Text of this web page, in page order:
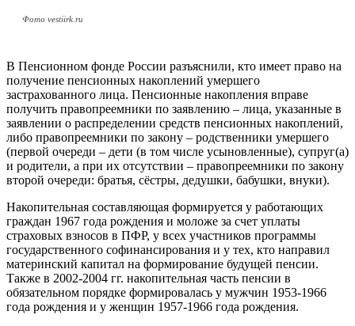
Фото vestiirk.ru
В Пенсионном фонде России разъяснили, кто имеет право на
получение пенсионных накоплений умершего
застрахованного лица. Пенсионные накопления вправе
получить правопреемники по заявлению – лица, указанные в
заявлении о распределении средств пенсионных накоплений,
либо правопреемники по закону – родственники умершего
(первой очереди – дети (в том числе усыновленные), супруг(а)
и родители, а при их отсутствии – правопреемники по закону
второй очереди: братья, сёстры, дедушки, бабушки, внуки).
Накопительная составляющая формируется у работающих
граждан 1967 года рождения и моложе за счет уплаты
страховых взносов в ПФР, у всех участников программы
государственного софинансирования и у тех, кто направил
материнский капитал на формирование будущей пенсии.
Также в 2002-2004 гг. накопительная часть пенсии в
обязательном порядке формировалась у мужчин 1953-1966
года рождения и у женщин 1957-1966 года рождения.